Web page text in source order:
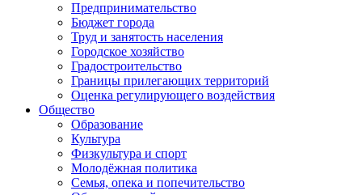
Предпринимательство
Бюджет города
Труд и занятость населения
Городское хозяйство
Градостроительство
Границы прилегающих территорий
Оценка регулирующего воздействия
Общество
Образование
Культура
Физкультура и спорт
Молодёжная политика
Семья, опека и попечительство